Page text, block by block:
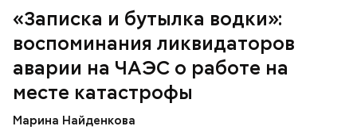
«Записка и бутылка водки»:
воспоминания ликвидаторов
аварии на ЧАЭС о работе на
месте катастрофы
Марина Найденкова
транспорт. Привезли в полк. Построились. Сказали,
что произошло. Создали мобильный отряд. Через
несколько часов мы направились в сторону
Чернобыля, — вспоминает Макеев.